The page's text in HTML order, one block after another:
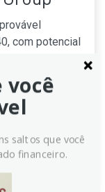
com potencial
o cenário
de 7,1000,
você
saltos que você
financeiro.